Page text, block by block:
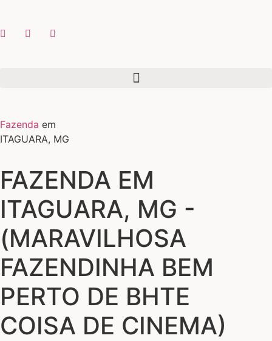
Fazenda em
ITAGUARA, MG
FAZENDA EM
ITAGUARA, MG -
(MARAVILHOSA
FAZENDINHA BEM
PERTO DE BHTE
COISA DE CINEMA)